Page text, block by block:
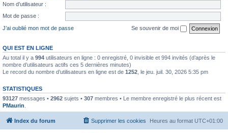
Nom d’utilisateur :
Mot de passe :
J’ai oublié mon mot de passe
Se souvenir de moi
QUI EST EN LIGNE
Au total il y a 994 utilisateurs en ligne : 0 enregistré, 0 invisible et 994 invités (d’après le
nombre d’utilisateurs actifs ces 5 dernières minutes)
Le record du nombre d’utilisateurs en ligne est de 1252 , le jeu. juil. 30, 2026 5:35 pm
STATISTIQUES
93127 messages • 2962 sujets • 307 membres • Le membre enregistré le plus récent est
PMaurin
Index du forum Heures au format UTC+01:00
Supprimer les cookies